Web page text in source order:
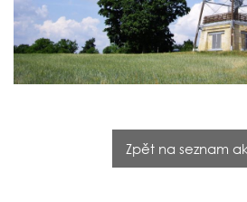
Zpět na seznam